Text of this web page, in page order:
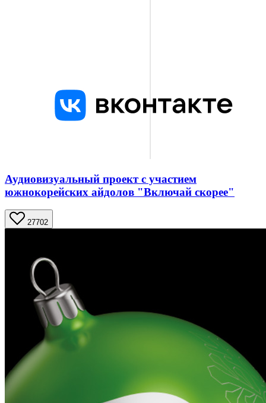
Аудиовизуальный проект с участием
южнокорейских айдолов "Включай скорее"
27702